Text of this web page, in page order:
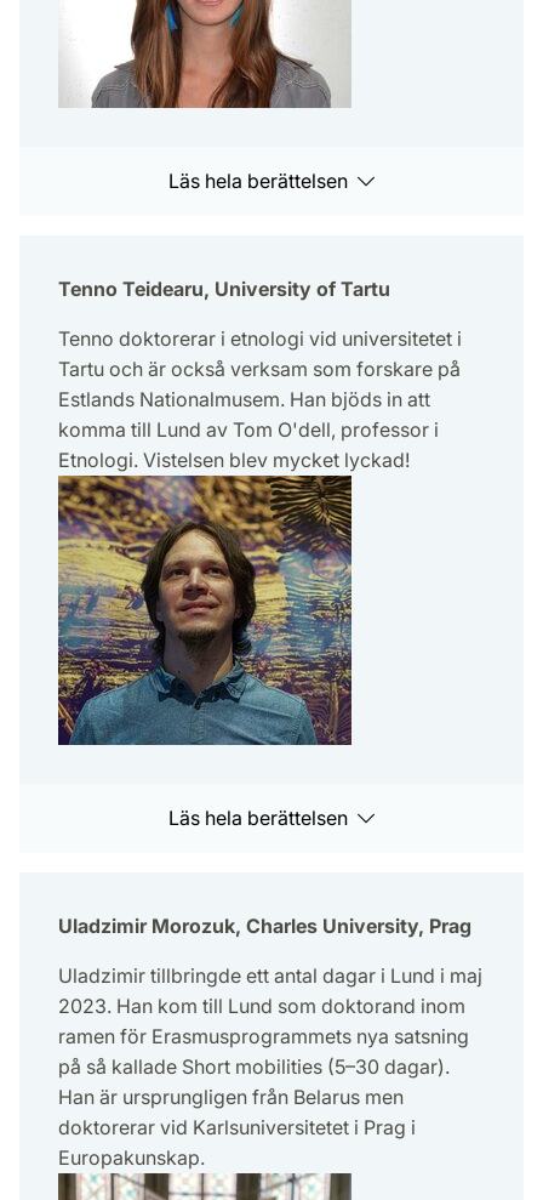
Läs hela berättelsen
Tenno Teidearu, University of Tartu
Tenno doktorerar i etnologi vid universitetet i
Tartu och är också verksam som forskare på
Estlands Nationalmusem. Han bjöds in att
komma till Lund av Tom O'dell, professor i
Etnologi. Vistelsen blev mycket lyckad!
Läs hela berättelsen
Uladzimir Morozuk, Charles University, Prag
Uladzimir tillbringde ett antal dagar i Lund i maj
2023. Han kom till Lund som doktorand inom
ramen för Erasmusprogrammets nya satsning
på så kallade Short mobilities (5–30 dagar).
Han är ursprungligen från Belarus men
doktorerar vid Karlsuniversitetet i Prag i
Europakunskap.